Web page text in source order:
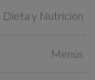
Dieta y Nutrición
Menús